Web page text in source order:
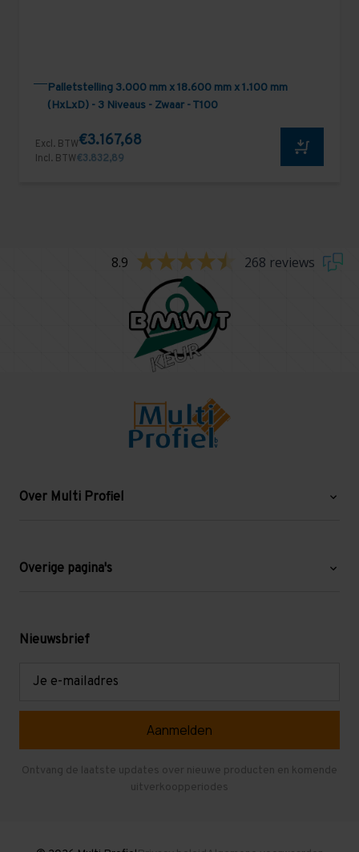
Palletstelling 3.000 mm x 18.600 mm x 1.100 mm
(HxLxD) - 3 Niveaus - Zwaar - T100
Excl. BTW€3.167,68
Incl. BTW€3.832,89
8.9 268 reviews
Over Multi Profiel
Blog
Levering en afhalen
Overige pagina's
Mezzanine
Verdiepingsvloeren
Gebruikte entresolvloeren
Nieuwsbrief
Ontvang de laatste updates over nieuwe producten en komende
uitverkoopperiodes